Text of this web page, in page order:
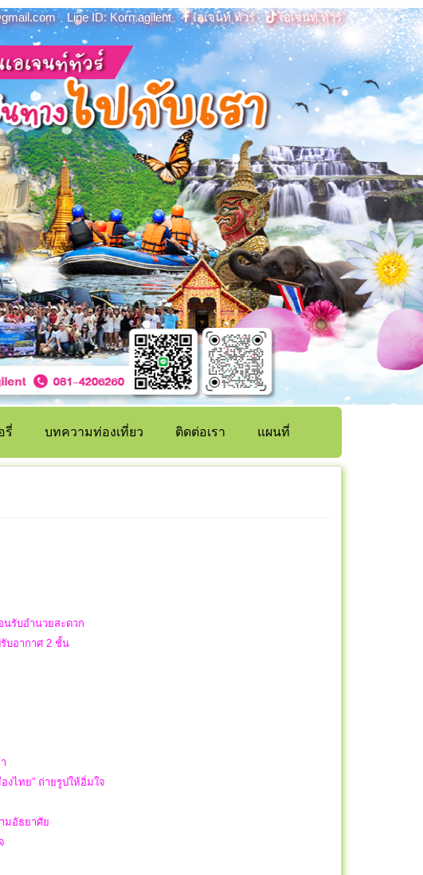
Line ID: Korn.agilent เอเจนท์ ทัวร์ เอเจนท์ ทัวร์
รี่ บทความท่องเที่ยว ติดต่อเรา แผนที่
รับอำนวยสะดวก
บอากาศ 2 ชั้น
งไทย” ถ่ายรูปให้อิ่มใจ
มอัธยาศัย